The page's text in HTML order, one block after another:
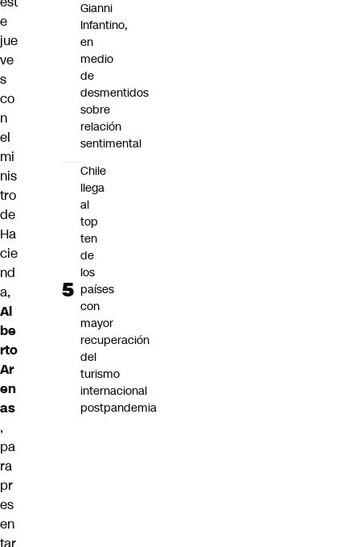
e
jue
ve
s
co
n
el
mi
nis
tro
de
Ha
cie
nd
a,
Al
be
rto
Ar
en
as
,
pa
ra
pr
es
en
tar
Gianni
Infantino,
en
medio
de
desmentidos
sobre
relación
sentimental
Chile
llega
al
top
ten
de
los
países
con
mayor
recuperación
del
turismo
internacional
postpandemia